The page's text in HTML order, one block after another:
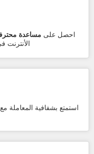
احصل على مساعدة
الأنترنت
استمتع بشفافية المعاملة مع